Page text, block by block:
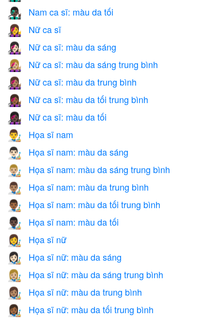
👨🏿‍🎤 Nam ca sĩ: màu da tối
👩‍🎤 Nữ ca sĩ
👩🏻‍🎤 Nữ ca sĩ: màu da sáng
👩🏼‍🎤 Nữ ca sĩ: màu da sáng trung bình
👩🏽‍🎤 Nữ ca sĩ: màu da trung bình
👩🏾‍🎤 Nữ ca sĩ: màu da tối trung bình
👩🏿‍🎤 Nữ ca sĩ: màu da tối
👨‍🎨 Họa sĩ nam
👨🏻‍🎨 Họa sĩ nam: màu da sáng
👨🏼‍🎨 Họa sĩ nam: màu da sáng trung bình
👨🏽‍🎨 Họa sĩ nam: màu da trung bình
👨🏾‍🎨 Họa sĩ nam: màu da tối trung bình
👨🏿‍🎨 Họa sĩ nam: màu da tối
👩‍🎨 Họa sĩ nữ
👩🏻‍🎨 Họa sĩ nữ: màu da sáng
👩🏼‍🎨 Họa sĩ nữ: màu da sáng trung bình
👩🏽‍🎨 Họa sĩ nữ: màu da trung bình
👩🏾‍🎨 Họa sĩ nữ: màu da tối trung bình